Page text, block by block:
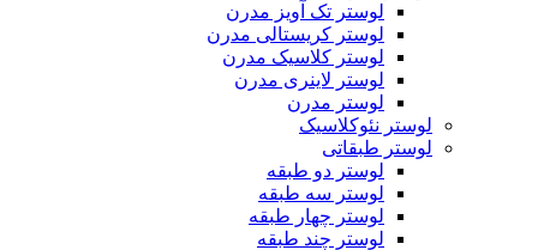
لوستر تک آویز مدرن
لوستر کریستالی مدرن
لوستر کلاسیک مدرن
لوستر لاینری مدرن
لوستر مدرن
لوستر نئوکلاسیک
لوستر طبقاتی
لوستر دو طبقه
لوستر سه طبقه
لوستر چهار طبقه
لوستر چند طبقه